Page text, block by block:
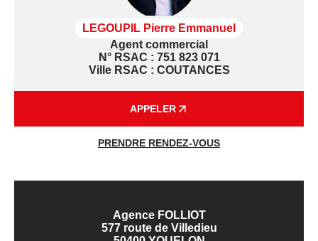
LEGOUPIL Pierre Emmanuel
Agent commercial
N° RSAC : 751 823 071
Ville RSAC : COUTANCES
APPELER
PRENDRE RENDEZ-VOUS
Agence FOLLIOT
577 route de Villedieu